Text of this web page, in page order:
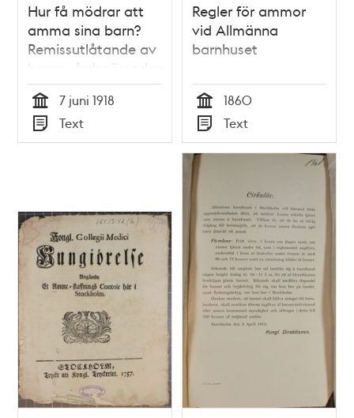
Hur få mödrar att
amma sina barn?
Remissutlåtande av
barnavårdsnämnden
1918
Tid
7 juni 1918
Typ
Text
Regler för ammor
vid Allmänna
barnhuset
Tid
1860
Typ
Text